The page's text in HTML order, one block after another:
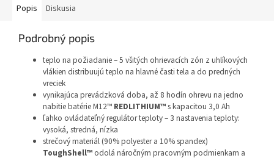
Popis Diskusia
Podrobný popis
teplo na požiadanie – 5 všitých ohrievacích zón z uhlíkových
vlákien distribuujú teplo na hlavné časti tela a do predných
vreciek
vynikajúca prevádzková doba, až 8 hodín ohrevu na jedno
nabitie batérie M12™ REDLITHIUM™s kapacitou 3,0 Ah
ľahko ovládateľný regulátor teploty – 3 nastavenia teploty:
vysoká, stredná, nízka
strečový materiál (90% polyester a 10% spandex)
ToughShell™ odolá náročným pracovným podmienkam a